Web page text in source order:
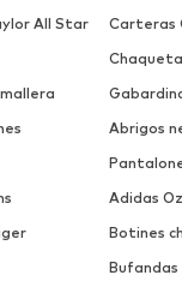
All Star
Carteras
Abrigos
Adidas
Botines
Bufandas